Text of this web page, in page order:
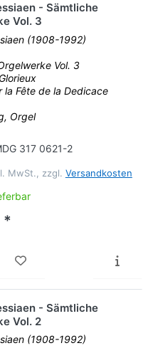
- Sämtliche
Vol. 3
(1908-1992)
Vol. 3
la Fête de la Dedicace
Orgel
317 0621-2
MwSt., zzgl. Versandkosten
*
- Sämtliche
Vol. 2
(1908-1992)